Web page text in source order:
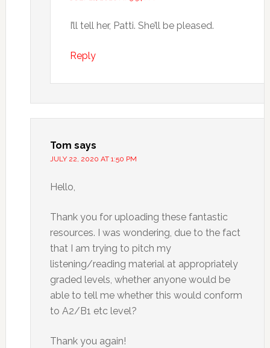
I’ll tell her, Patti. She’ll be pleased.
Reply
Tom says
JULY 22, 2020 AT 1:50 PM
Hello,
Thank you for uploading these fantastic
resources. I was wondering, due to the fact
that I am trying to pitch my
listening/reading material at appropriately
graded levels, whether anyone would be
able to tell me whether this would conform
to A2/B1 etc level?
Thank you again!